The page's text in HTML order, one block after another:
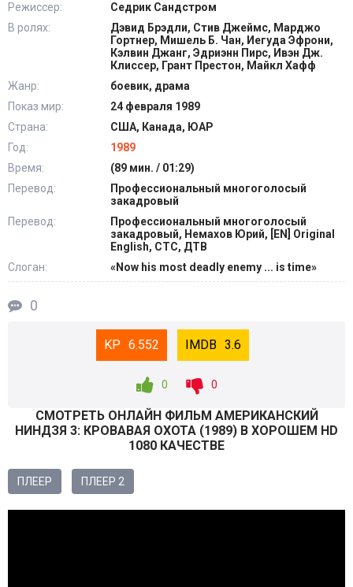
Режиссер:
Седрик Сандстром
В ролях:
Дэвид Брэдли, Стив Джеймс, Марджо
Гортнер, Мишель Б. Чан, Иегуда Эфрони,
Кэлвин Джанг, Эдриэнн Пирс, Ивэн Дж.
Клиссер, Грант Престон, Майкл Хафф
Жанр:
боевик, драма
Показ мир:
24 февраля 1989
Страна:
США, Канада, ЮАР
Год:
1989
Время:
(89 мин. / 01:29)
Перевод:
Профессиональный многоголосый
закадровый
Перевод:
Профессиональный многоголосый
закадровый, Немахов Юрий, [EN] Original
English, СТС, ДТВ
Слоган:
«Now his most deadly enemy ... is time»
0
6.552 3.6
0 0
СМОТРEТЬ ОНЛАЙН ФИЛЬМ АМЕРИКАНСКИЙ
НИНДЗЯ 3: КРОВАВАЯ ОХОТА (1989) В ХОРОШЕМ HD
1080 КАЧЕСТВЕ
ПЛЕЕР ПЛЕЕР 2